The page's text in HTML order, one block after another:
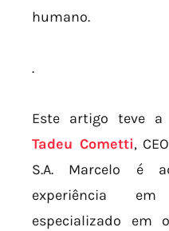
humano.
.
Este artigo teve a
Tadeu Cometti,
S.A. Marcelo é
experiência
especializado em